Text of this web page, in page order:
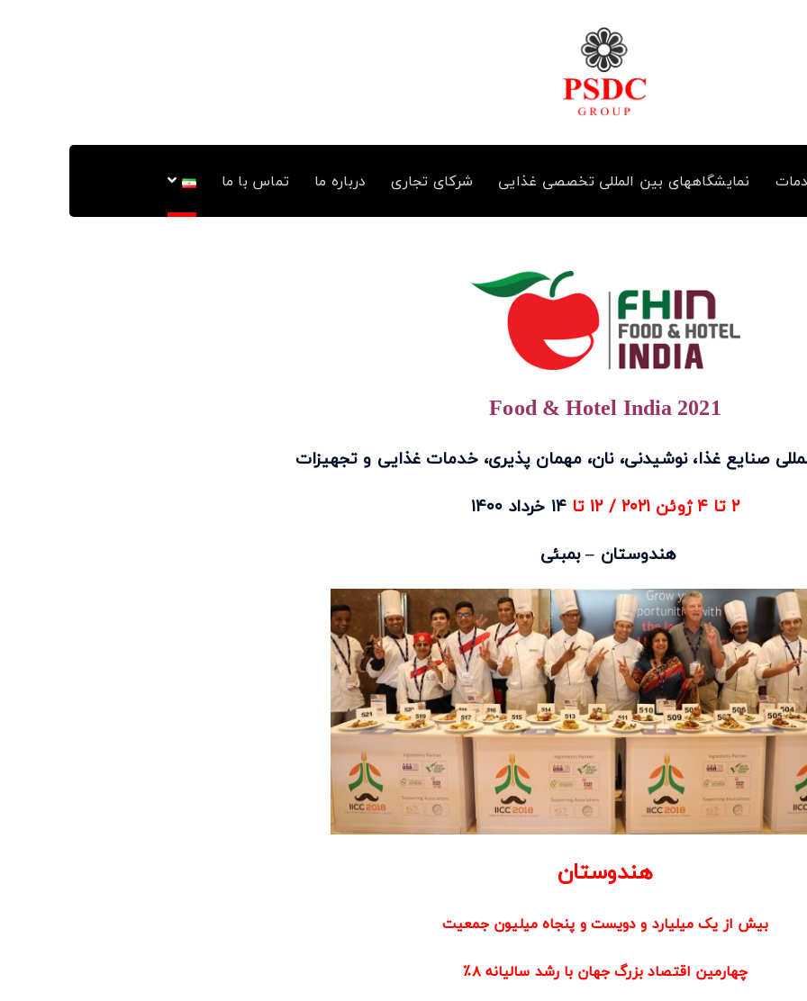
نمایشگاههای بین المللی تخصصی غذایی شرکای تجاری درباره ما تماس با ما
Food & Hotel India 2021
صنایع غذا، نوشیدنی، نان، مهمان پذیری، خدمات غذایی و تجهیزات
۲ تا ۴ ژوئن ۲۰۲۱ / ۱۲ تا
۱۴ خرداد ۱۴۰۰
هندوستان – بمبئی
هندوستان
بیش از یک میلیارد و دویست و پنجاه میلیون جمعیت
چهارمین اقتصاد بزرگ جهان با رشد سالیانه ۸٪